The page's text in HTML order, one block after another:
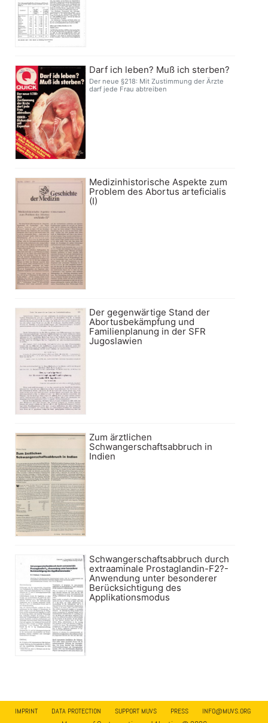
Darf ich leben? Muß ich sterben?
Der neue §218: Mit Zustimmung der Ärzte
darf jede Frau abtreiben
Medizinhistorische Aspekte zum
Problem des Abortus arteficialis
(I)
Der gegenwärtige Stand der
Abortusbekämpfung und
Familienplanung in der SFR
Jugoslawien
Zum ärztlichen
Schwangerschaftsabbruch in
Indien
Schwangerschaftsabbruch durch
extraaminale Prostaglandin-F2?-
Anwendung unter besonderer
Berücksichtigung des
Applikationsmodus
IMPRINT DATA PROTECTION SUPPORT MUVS PRESS INFO@MUVS.ORG